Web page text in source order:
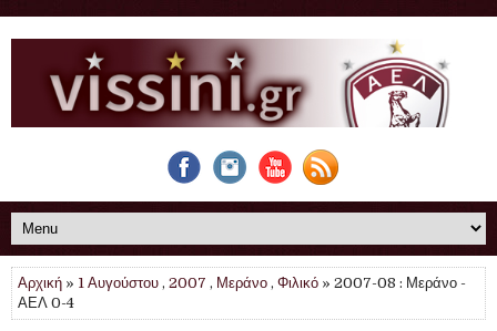
Αρχική » 1 Αυγούστου , 2007 , Μεράνο , Φιλικό » 2007-08 : Μεράνο -
ΑΕΛ 0-4